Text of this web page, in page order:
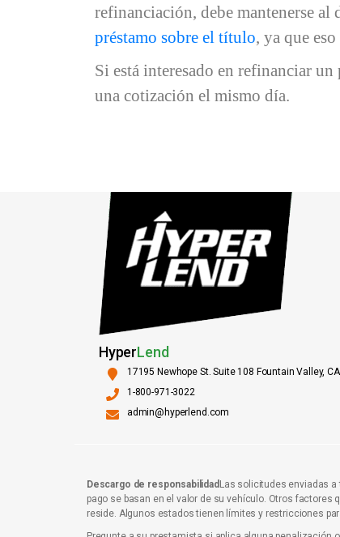
refinanciación, debe mantenerse
préstamo sobre el título, ya que
Si está interesado en refinanciar
una cotización el mismo día.
HyperLend
17195 Newhope St. Suite 108 Fountain Valley,
1-800-971-3022
admin@hyperlend.com
Descargo de responsabilidad Las solicitudes enviadas
pago se basan en el valor de su vehículo. Otros
reside. Algunos estados tienen límites y restricciones